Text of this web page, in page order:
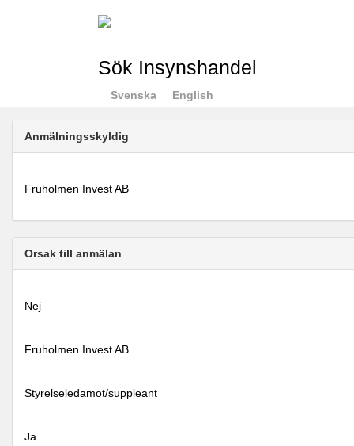
Sök Insynshandel
Svenska English
Anmälningsskyldig
Fruholmen Invest AB
Orsak till anmälan
Nej
Fruholmen Invest AB
Styrelseledamot/suppleant
Ja